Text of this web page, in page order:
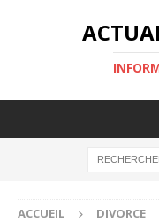
ACCUEIL DIVORCE